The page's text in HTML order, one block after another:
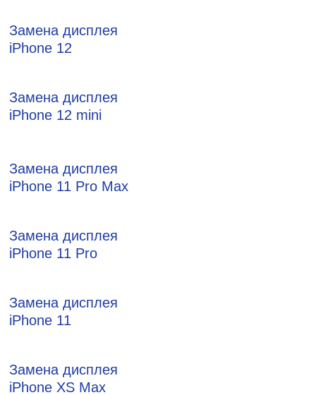
Замена дисплея
iPhone 12
Замена дисплея
iPhone 12 mini
Замена дисплея
iPhone 11 Pro Max
Замена дисплея
iPhone 11 Pro
Замена дисплея
iPhone 11
Замена дисплея
iPhone XS Max